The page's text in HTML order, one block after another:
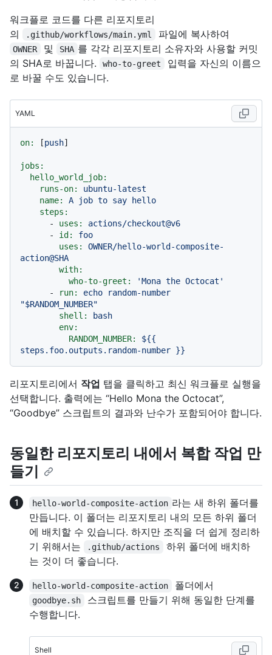
워크플로 코드를 다른 리포지토리
의
.github/workflows/main.yml 파일에 복사하여
OWNER 및 SHA 를 각각 리포지토리 소유자와 사용할 커밋
의 SHA로 바꿉니다.
who-to-greet
입력을 자신의 이름으
로 바꿀 수도 있습니다.
YAML
on: [push]
jobs:
hello_world_job:
runs-on:
ubuntu-latest
name:
A job to say
hello
steps:
-
uses:
actions/checkout@v6
-
id:
foo
uses:
OWNER/hello-world-composite-
action@SHA
with:
who-to-greet:
'Mona the Octocat'
-
run: echo
random-number
"$RANDOM_NUMBER"
shell:
bash
env:
RANDOM_NUMBER:
${{
steps.foo.outputs.random-number }}
리포지토리에서 작업 탭을 클릭하고 최신 워크플로 실행을
선택합니다. 출력에는 “Hello Mona the Octocat”,
“Goodbye” 스크립트의 결과와 난수가 포함되어야 합니다.
동일한 리포지토리 내에서 복합 작업 만
들기
hello-world-composite-action 라는 새 하위 폴더를
만듭니다. 이 폴더는 리포지토리 내의 모든 하위 폴더
에 배치할 수 있습니다. 하지만 조직을 더 쉽게 정리하
기 위해서는
.github/actions
하위 폴더에 배치하
는 것이 더 좋습니다.
hello-world-composite-action 폴더에서
goodbye.sh
스크립트를 만들기 위해 동일한 단계를
수행합니다.
Shell